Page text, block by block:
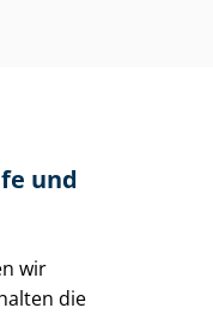
und
wir
die